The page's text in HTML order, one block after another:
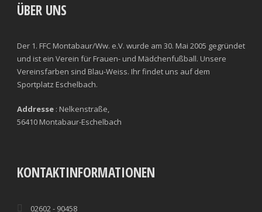
ÜBER UNS
Der 1. FFC Montabaur/Ww. e.V. wurde am 30. Mai 2005 gegründet
und ist ein Verein für Frauen- und Mädchenfußball. Unsere
Vereinsfarben sind Blau-Weiss. Ihr findet uns auf dem
Sportplatz Eschelbach.
Addresse : Nelkenstraße,
56410 Montabaur-Eschelbach
KONTAKTINFORMATIONEN
02602 - 90458